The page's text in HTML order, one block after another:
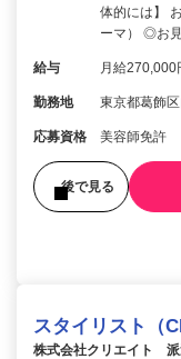
体的には】
ーマ） ◎お
給与 月給270,000
勤務地 東京都葛飾
応募資格 美容師免許
後で見る
スタイリスト（
株式会社クリエイト 派